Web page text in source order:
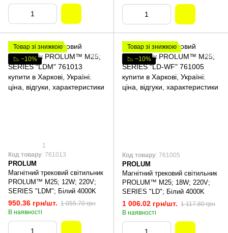
Товар зі знижкою
📉 −10%
1
Код товару: 761013
PROLUM
Магнітний трековий світильник
PROLUM™ M25; 12W; 220V;
SERIES "LDM"; Білий 4000K
950.36 грн/шт. 1 055.70 грн
В наявності
Товар зі знижкою
📉 −10%
Код товару: 761005
PROLUM
Магнітний трековий світильник
PROLUM™ M25; 18W; 220V;
SERIES "LD"; Білий 4000K
1 006.02 грн/шт. 1 117.80 грн
В наявності